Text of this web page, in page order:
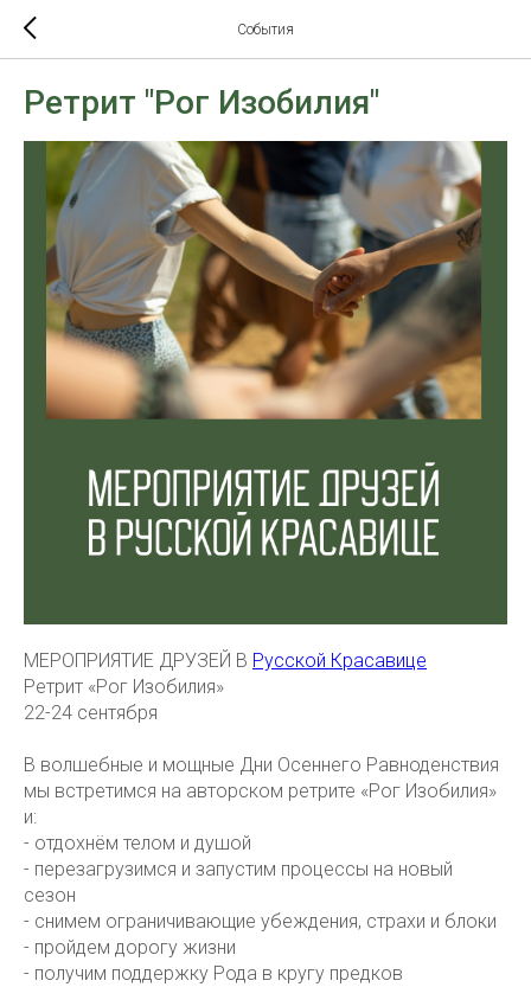
События
Ретрит "Рог Изобилия"
МЕРОПРИЯТИЕ ДРУЗЕЙ В Русской Красавице
Ретрит «Рог Изобилия»
22-24 сентября
В волшебные и мощные Дни Осеннего Равноденствия
мы встретимся на авторском ретрите «Рог Изобилия»
и:
- отдохнём телом и душой
- перезагрузимся и запустим процессы на новый
сезон
- снимем ограничивающие убеждения, страхи и блоки
- пройдем дорогу жизни
- получим поддержку Рода в кругу предков